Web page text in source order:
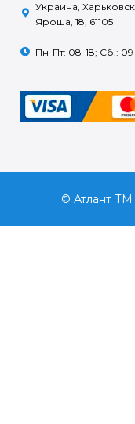
Украина,
Яроша, 18, 61105
Пн-Пт: 08-18; Сб.:
© Атлант ТМ